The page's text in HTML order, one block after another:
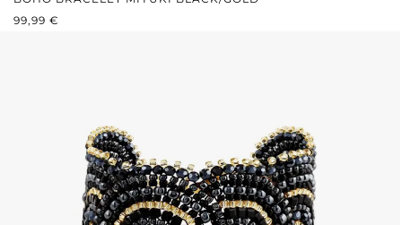
REGULÄRER PREIS:
99,99 €